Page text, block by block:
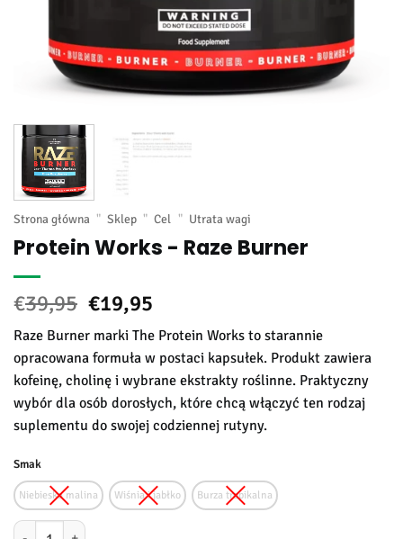
Strona główna " Sklep " Cel " Utrata wagi
Protein Works - Raze Burner
€39,95 Pierwotna
cena
wynosiła:
€39,95.
€19,95
cena:
€19,95.
Raze Burner marki The Protein Works to starannie
opracowana formuła w postaci kapsułek. Produkt zawiera
kofeinę, cholinę i wybrane ekstrakty roślinne. Praktyczny
wybór dla osób dorosłych, które chcą włączyć ten rodzaj
suplementu do swojej codziennej rutyny.
Smak
Niebieska malina Wiśnia i jabłko Burza tropikalna
ilość Protein Works - Raze Burner